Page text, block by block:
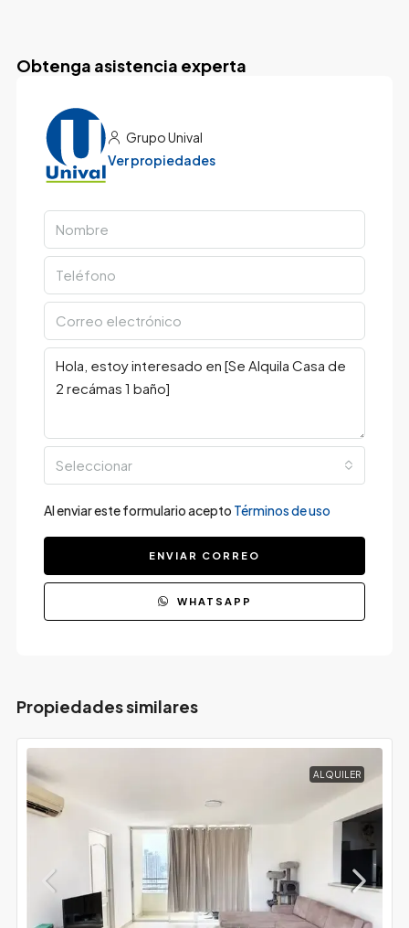
Obtenga asistencia experta
Grupo Unival
Ver propiedades
Seleccionar
Al enviar este formulario acepto Términos de uso
ENVIAR CORREO
WHATSAPP
Propiedades similares
ALQUILER